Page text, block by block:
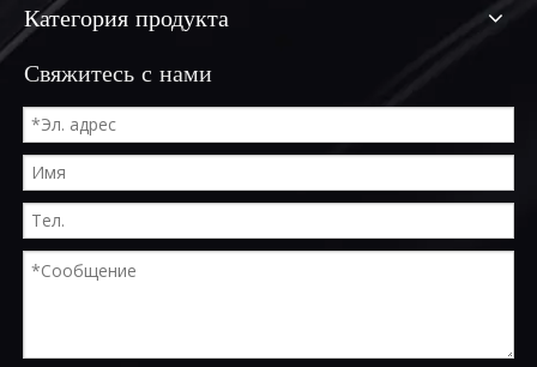
Категория продукта
Свяжитесь с нами